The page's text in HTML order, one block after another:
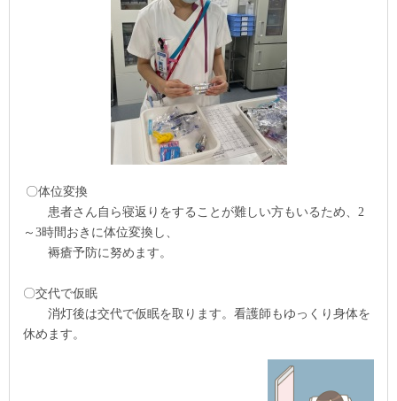
〇体位変換
患者さん自ら寝返りをすることが難しい方もいるため、 2
～ 3時間おきに体位変換し、
褥瘡予防に努めます。
〇交代で仮眠
消灯後は交代で仮眠を取ります。看護師もゆっくり身体を
休めます。